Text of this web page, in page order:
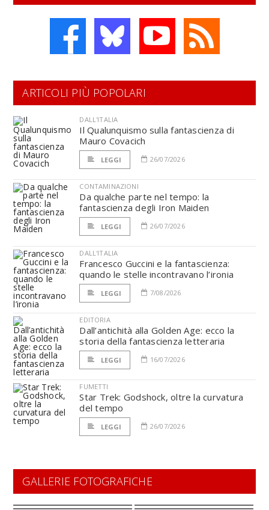
ARTICOLI PIÙ POPOLARI
DALL'ITALIA
Il Qualunquismo sulla fantascienza di
Mauro Covacich
LEGGI 26/07/2026
CONTAMINAZIONI
Da qualche parte nel tempo: la
fantascienza degli Iron Maiden
LEGGI 26/07/2026
DALL'ITALIA
Francesco Guccini e la fantascienza:
quando le stelle incontravano l’ironia
LEGGI 7/08/2026
EDITORIA
Dall’antichità alla Golden Age: ecco la
storia della fantascienza letteraria
LEGGI 16/07/2026
FUMETTI
Star Trek: Godshock, oltre la curvatura
del tempo
LEGGI 26/07/2026
GALLERIE FOTOGRAFICHE